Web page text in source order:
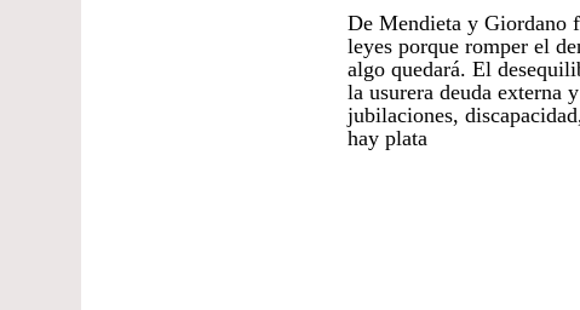
De Mendieta y Giordano
leyes porque romper el
algo quedará. El
la usurera deuda externa
jubilaciones,
hay plata